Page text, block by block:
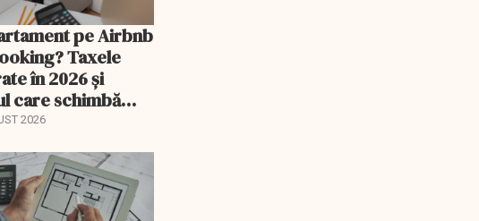
pe Airbnb
Taxele
în 2026 și
care schimbă
fiscal
2026